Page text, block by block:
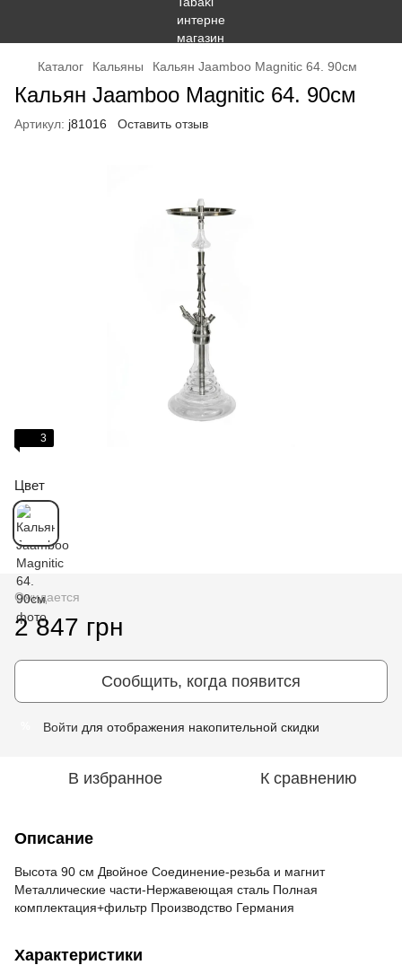
Каталог Кальяны Кальян Jaamboo Magnitic 64. 90см
Кальян Jaamboo Magnitic 64. 90см
Артикул: j81016 Оставить отзыв
3
Цвет
Ожидается
2 847 грн
Сообщить, когда появится
Войти для отображения накопительной скидки
В избранное К сравнению
Описание
Высота 90 см Двойное Соединение-резьба и магнит
Металлические части-Нержавеющая сталь Полная
комплектация+фильтр Производство Германия
Характеристики